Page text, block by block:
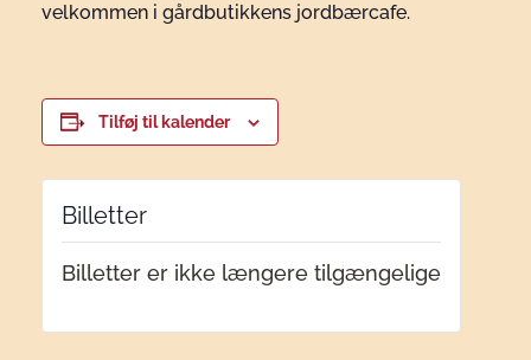
velkommen i gårdbutikkens jordbærcafe.
Tilføj til kalender
Billetter
Billetter er ikke længere tilgængelige